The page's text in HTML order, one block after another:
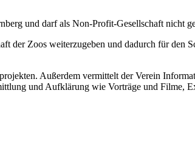
und darf als Non-Profit-Gesellschaft nicht
der Zoos weiterzugeben und dadurch für den
Außerdem vermittelt der Verein
und Aufklärung wie Vorträge und Filme,